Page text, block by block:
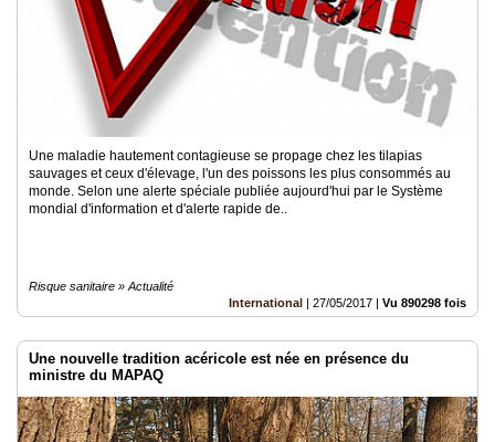
Inscription
annuaire
Une maladie hautement contagieuse se propage chez les tilapias
sauvages et ceux d'élevage, l'un des poissons les plus consommés au
monde. Selon une alerte spéciale publiée aujourd'hui par le Système
mondial d'information et d'alerte rapide de..
Risque sanitaire » Actualité
International | 27/05/2017 | Vu 890298 fois
Une nouvelle tradition acéricole est née en présence du
ministre du MAPAQ